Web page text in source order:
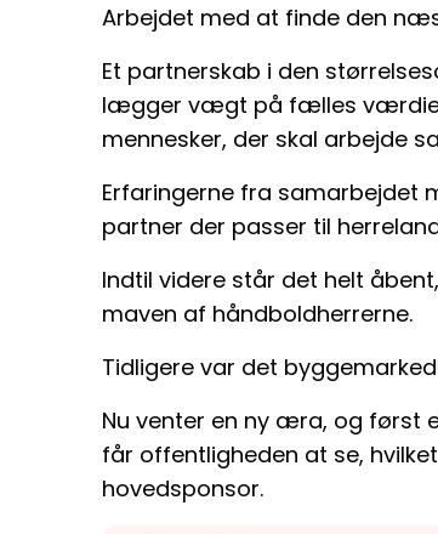
Arbejdet med at finde den
Et partnerskab i den
lægger vægt på fælles
mennesker, der skal arbejde
Erfaringerne fra samarbejdet
partner der passer til
Indtil videre står det helt
maven af håndboldherrerne.
Tidligere var det
Nu venter en ny æra, og først
får offentligheden at se,
hovedsponsor.